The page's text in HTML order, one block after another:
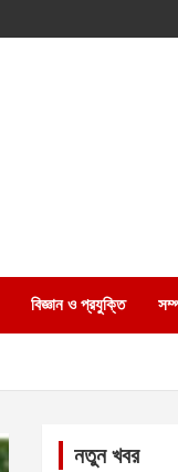
বিজ্ঞান ও প্রযুক্তি
নতুন খবর